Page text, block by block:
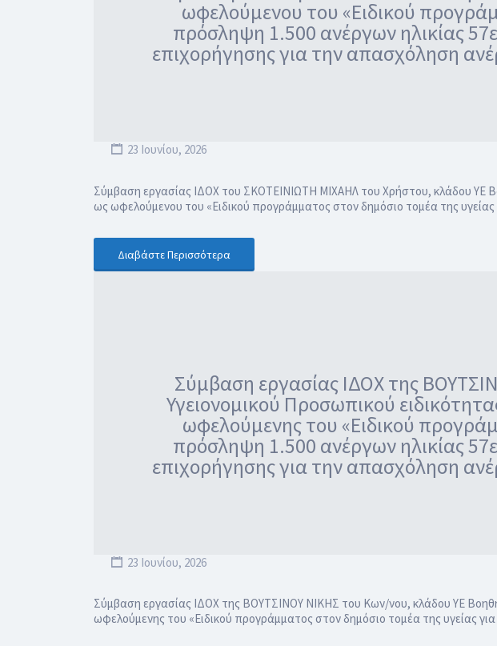
ωφελούμενου του «Ειδικού
πρόσληψη 1.500 ανέργων ηλικίας
επιχορήγησης για την απασχόληση
23 Ιουνίου, 2026
Σύμβαση εργασίας ΙΔΟΧ του ΣΚΟΤΕΙΝΙΩΤΗ ΜΙΧΑΗΛ του Χρήστου, κλάδου ΥΕ
ως ωφελούμενου του «Ειδικού προγράμματος στον δημόσιο τομέα της
Διαβάστε Περισσότερα
Σύμβαση εργασίας ΙΔΟΧ της
Υγειονομικού Προσωπικού
ωφελούμενης του «Ειδικού
πρόσληψη 1.500 ανέργων ηλικίας
επιχορήγησης για την απασχόληση
23 Ιουνίου, 2026
Σύμβαση εργασίας ΙΔΟΧ της ΒΟΥΤΣΙΝΟΥ ΝΙΚΗΣ του Κων/νου, κλάδου ΥΕ
ωφελούμενης του «Ειδικού προγράμματος στον δημόσιο τομέα της υγείας